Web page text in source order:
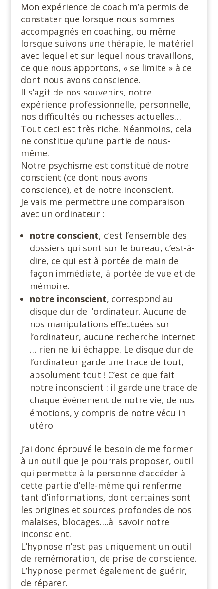
Mon expérience de coach m’a permis de
constater que lorsque nous sommes
accompagnés en coaching, ou même
lorsque suivons une thérapie, le matériel
avec lequel et sur lequel nous travaillons,
ce que nous apportons, « se limite » à ce
dont nous avons conscience.
Il s’agit de nos souvenirs, notre
expérience professionnelle, personnelle,
nos difficultés ou richesses actuelles…
Tout ceci est très riche. Néanmoins, cela
ne constitue qu’une partie de nous-
même.
Notre psychisme est constitué de notre
conscient (ce dont nous avons
conscience), et de notre inconscient.
Je vais me permettre une comparaison
avec un ordinateur :
notre conscient, c’est l’ensemble des
dossiers qui sont sur le bureau, c’est-à-
dire, ce qui est à portée de main de
façon immédiate, à portée de vue et de
mémoire.
notre inconscient, correspond au
disque dur de l’ordinateur. Aucune de
nos manipulations effectuées sur
l’ordinateur, aucune recherche internet
… rien ne lui échappe. Le disque dur de
l’ordinateur garde une trace de tout,
absolument tout ! C’est ce que fait
notre inconscient : il garde une trace de
chaque événement de notre vie, de nos
émotions, y compris de notre vécu in
utéro.
J’ai donc éprouvé le besoin de me former
à un outil que je pourrais proposer, outil
qui permette à la personne d’accéder à
cette partie d’elle-même qui renferme
tant d’informations, dont certaines sont
les origines et sources profondes de nos
malaises, blocages….à savoir notre
inconscient.
L’hypnose n’est pas uniquement un outil
de remémoration, de prise de conscience.
L’hypnose permet également de guérir,
de réparer.